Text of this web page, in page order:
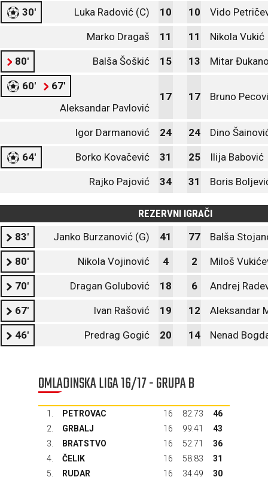
30' Luka Radović (C) 10 10 Vido
Marko Dragaš 11 11 Nikola Vukić
80' Balša Šoškić 15 13 Mitar
60'
67'
Aleksandar Pavlović
17 17 Bruno
Igor Darmanović 24 24 Dino
64' Borko Kovačević 31 25 Ilija Babović
Rajko Pajović 34 31 Boris
REZERVNI IGRAČI
83'
Janko Burzanović (G) 41 77 Balša
80' Nikola Vojinović 4 2 Miloš
70' Dragan Golubović 18 6 Andrej
67' Ivan Rašović 19 12 Aleksandar
46' Predrag Gogić 20 14 Nenad
OMLADINSKA LIGA 16/17 - GRUPA B
1. PETROVAC 16 82:73
46
2.
GRBALJ 16 99:41
43
3.
BRATSTVO 16 52:71
36
4.
ČELIK 16 58:83
31
5.
RUDAR 16 34:49
30